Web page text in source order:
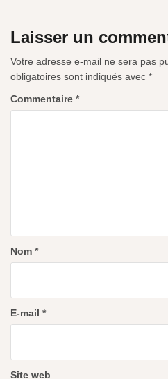
Laisser un
Votre adresse e-mail ne sera pas
obligatoires sont indiqués avec *
Commentaire *
Nom *
E-mail *
Site web